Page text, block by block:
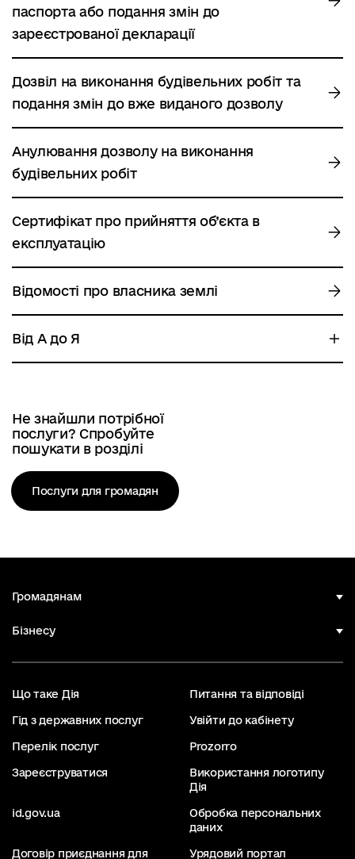
паспорта або подання змін до
зареєстрованої декларації
Дозвіл на виконання будівельних робіт та
подання змін до вже виданого дозволу
Анулювання дозволу на виконання
будівельних робіт
Сертифікат про прийняття об’єкта в
експлуатацію
Відомості про власника землі
Від А до Я
Не знайшли потрібної
послуги? Спробуйте
пошукати в розділі
Послуги для громадян
Громадянам
Бізнесу
Що таке Дія Питання та відповіді
Гід з державних послуг Увійти до кабінету
Перелік послуг Prozorro
Зареєструватися
Використання логотипу
Дія
id.gov.ua
Обробка персональних
даних
Договір приєднання для Урядовий портал